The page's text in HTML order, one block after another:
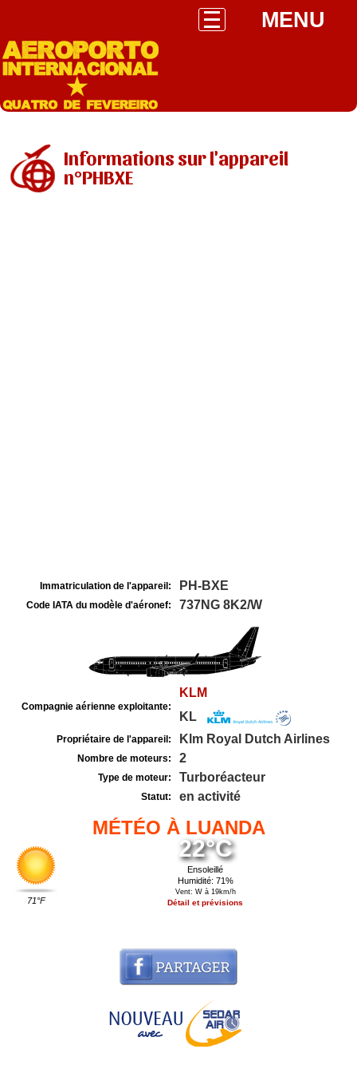
MENU
Informations sur l'appareil
n°PHBXE
Immatriculation de l'appareil: PH-BXE
Code IATA du modèle d'aéronef: 737NG 8K2/W
Compagnie aérienne exploitante:
KLM
KL
Propriétaire de l'appareil: Klm Royal Dutch Airlines
Nombre de moteurs: 2
Type de moteur: Turboréacteur
Statut: en activité
MÉTÉO À LUANDA
71°F
22°C
Ensoleillé
Humidité: 71%
Vent: W à 19km/h
Détail et prévisions